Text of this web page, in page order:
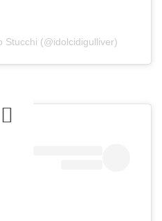
Stucchi (@idolcidigulliver)